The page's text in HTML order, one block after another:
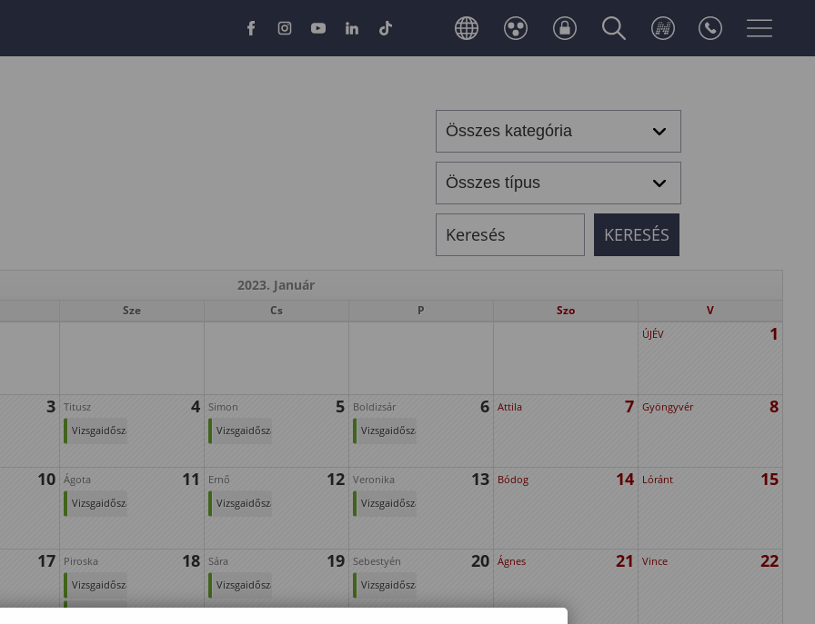
2023. Január
Sze Cs P Szo V
ÚJÉV 1
3 Titusz 4
Vizsgaidőszak
Simon 5
Vizsgaidőszak
Boldizsár 6
Vizsgaidőszak
Attila 7 Gyöngyvér 8
10 Ágota 11
Vizsgaidőszak
Ernő 12
Vizsgaidőszak
Veronika 13
Vizsgaidőszak
Bódog 14 Lóránt 15
17 Piroska 18
Vizsgaidőszak
Sára 19
Vizsgaidőszak
Sebestyén 20
Vizsgaidőszak
Ágnes 21 Vince 22